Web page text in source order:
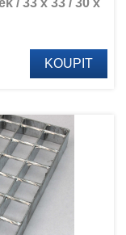
/ 33 x 33 / 30 x
KOUPIT